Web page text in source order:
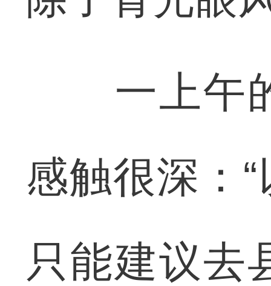
一上午的
感触很深：
只能建议去